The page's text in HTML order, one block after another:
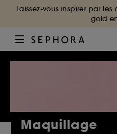
Laissez-vous inspirer par
gold
Maquillage